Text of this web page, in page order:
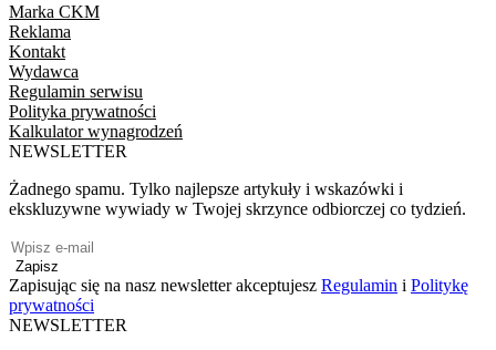
Marka CKM
Reklama
Kontakt
Wydawca
Regulamin serwisu
Polityka prywatności
Kalkulator wynagrodzeń
NEWSLETTER
Żadnego spamu. Tylko najlepsze artykuły i wskazówki i
ekskluzywne wywiady w Twojej skrzynce odbiorczej co tydzień.
Zapisz
Zapisując się na nasz newsletter akceptujesz Regulamin i Politykę
prywatności
NEWSLETTER